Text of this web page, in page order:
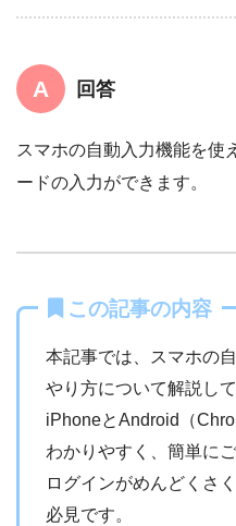
回答
スマホの自動入力機能を使
ードの入力ができます。
この記事の内容
本記事では、スマホの
やり方について解説して
iPhoneとAndroid（
わかりやすく、簡単に
ログインがめんどくさ
必見です。